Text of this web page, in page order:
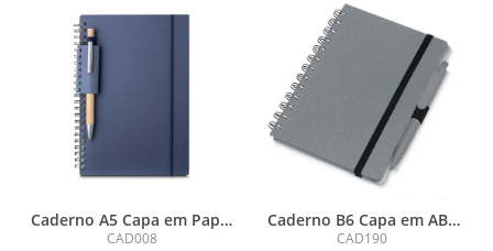
Caderno A5 Capa em Papel
Reciclado
CAD008
Caderno B6 Capa em ABS
com Caneta
CAD190